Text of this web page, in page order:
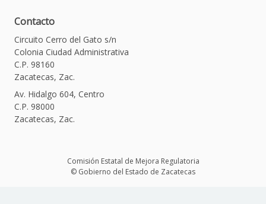
Contacto
Circuito Cerro del Gato s/n
Colonia Ciudad Administrativa
C.P. 98160
Zacatecas, Zac.
Av. Hidalgo 604, Centro
C.P. 98000
Zacatecas, Zac.
Comisión Estatal de Mejora Regulatoria
© Gobierno del Estado de Zacatecas